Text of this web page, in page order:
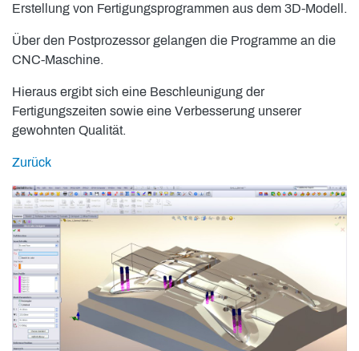
Erstellung von Fertigungsprogrammen aus dem 3D-Modell.
Über den Postprozessor gelangen die Programme an die
CNC-Maschine.
Hieraus ergibt sich eine Beschleunigung der
Fertigungszeiten sowie eine Verbesserung unserer
gewohnten Qualität.
Zurück